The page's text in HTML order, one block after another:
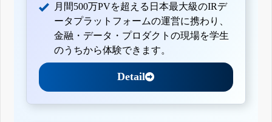
月間500万PVを超える日本最大級のIRデ
ータプラットフォームの運営に携わり、
金融・データ・プロダクトの現場を学生
のうちから体験できます。
Detail